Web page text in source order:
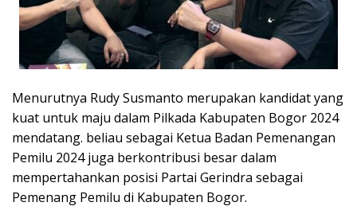
Menurutnya Rudy Susmanto merupakan kandidat yang
kuat untuk maju dalam Pilkada Kabupaten Bogor 2024
mendatang. beliau sebagai Ketua Badan Pemenangan
Pemilu 2024 juga berkontribusi besar dalam
mempertahankan posisi Partai Gerindra sebagai
Pemenang Pemilu di Kabupaten Bogor.